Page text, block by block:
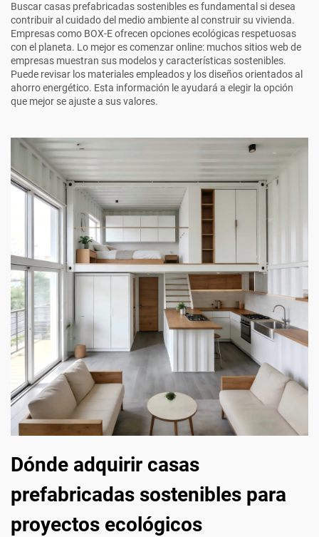
Buscar casas prefabricadas sostenibles es fundamental si desea
contribuir al cuidado del medio ambiente al construir su vivienda.
Empresas como BOX-E ofrecen opciones ecológicas respetuosas
con el planeta. Lo mejor es comenzar online: muchos sitios web de
empresas muestran sus modelos y características sostenibles.
Puede revisar los materiales empleados y los diseños orientados al
ahorro energético. Esta información le ayudará a elegir la opción
que mejor se ajuste a sus valores.
Dónde adquirir casas
prefabricadas sostenibles para
proyectos ecológicos